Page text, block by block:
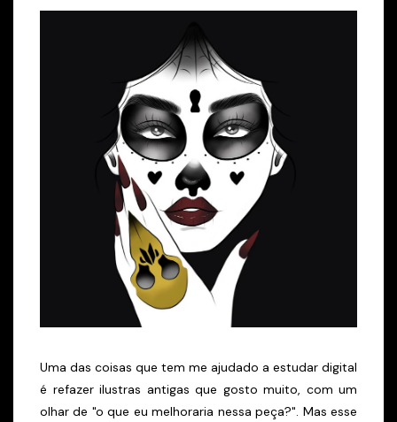
Uma das coisas que tem me ajudado a estudar digital
é refazer ilustras antigas que gosto muito, com um
olhar de "o que eu melhoraria nessa peça?". Mas esse